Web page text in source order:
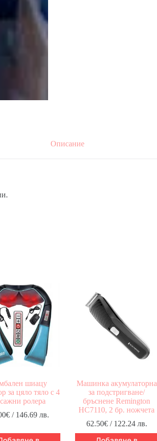
Описание
шиацу
за цяло тяло с 4
ролера
€/ 146.69 лв.
Машинка акумулаторна
за подстригване/
бръснене Remington
HC7110, 2 бр. ножчета
62.50€/ 122.24 лв.